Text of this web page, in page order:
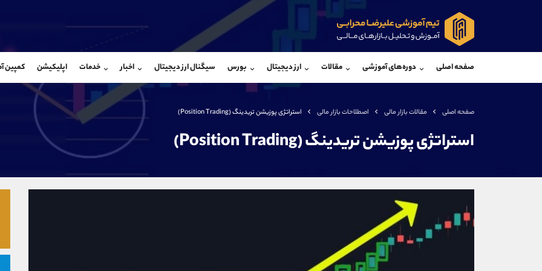
صفحه اصلی دوره‌های آموزشی مقالات ارز دیجیتال بورس سیگنال ارز دیجیتال اخبار خدمات اپلیکیشن کمپین
صفحه اصلی مقالات بازار مالی اصطلاحات بازار مالی استراتژی پوزیشن تریدینگ (Position Trading)
استراتژی پوزیشن تریدینگ (Position Trading)
@Armteam_admin_33
@Armteam_admin_por
واتساپ شروع
تلگرام
داخلی
تلفن
اینستاگرام